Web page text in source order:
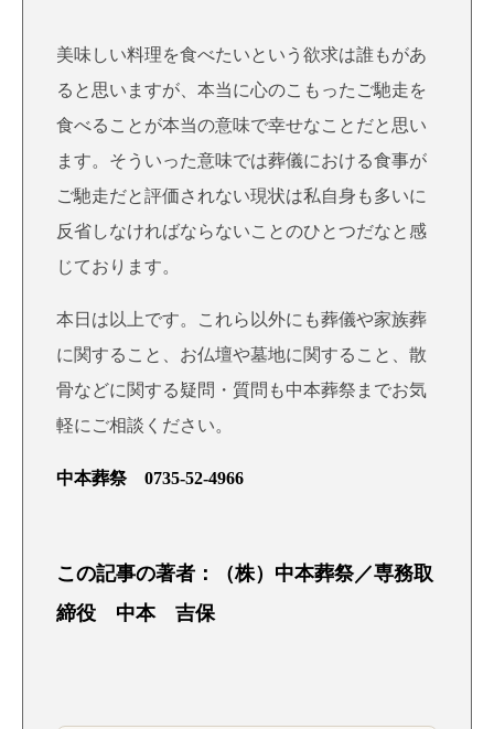
美味しい料理を食べたいという欲求は誰もがあ
ると思いますが、本当に心のこもったご馳走を
食べることが本当の意味で幸せなことだと思い
ます。そういった意味では葬儀における食事が
ご馳走だと評価されない現状は私自身も多いに
反省しなければならないことのひとつだなと感
じております。
本日は以上です。これら以外にも葬儀や家族葬
に関すること、お仏壇や墓地に関すること、散
骨などに関する疑問・質問も中本葬祭までお気
軽にご相談ください。
中本葬祭 0735-52-4966
この記事の著者：（株）中本葬祭／専務取
締役 中本 吉保